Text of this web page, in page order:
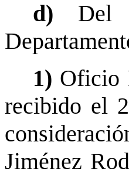
d) Del
1) Oficio
recibido el
Jiménez